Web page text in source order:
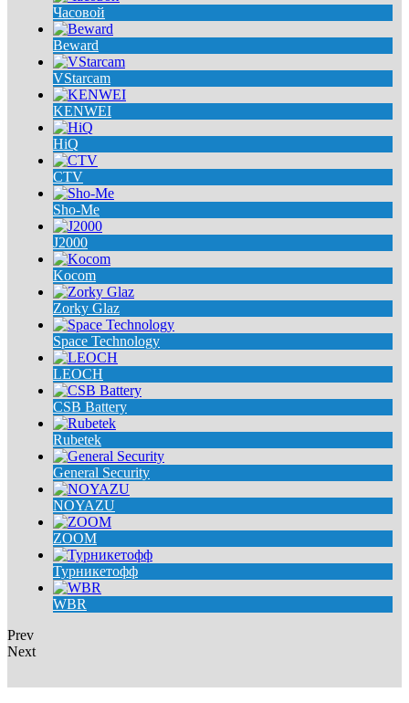
Часовой
Beward
VStarcam
KENWEI
HiQ
CTV
Sho-Me
J2000
Kocom
Zorky Glaz
Space Technology
LEOCH
CSB Battery
Rubetek
General Security
NOYAZU
ZOOM
Турникетофф
WBR
Prev
Next